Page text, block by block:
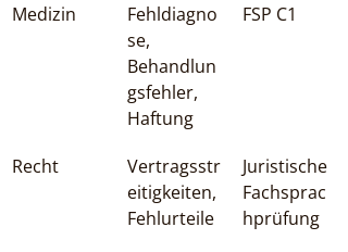
Medizin
Fehldiagno
se,
Behandlun
gsfehler,
Haftung
FSP C1
Recht
Vertragsstr
eitigkeiten,
Fehlurteile
Juristische
Fachsprac
hprüfung